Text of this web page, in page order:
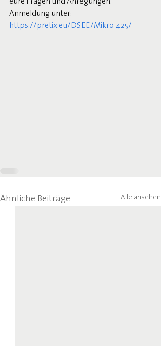
Anmeldung unter:
https://pretix.eu/DSEE/Mikro-425/
Ähnliche Beiträge Alle ansehen